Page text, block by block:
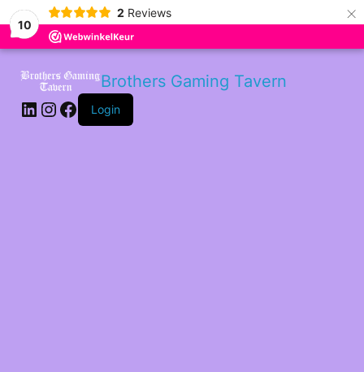
10
2 Reviews ×
Brothers Gaming Tavern
LinkedIn
Instagram
Facebook
Login